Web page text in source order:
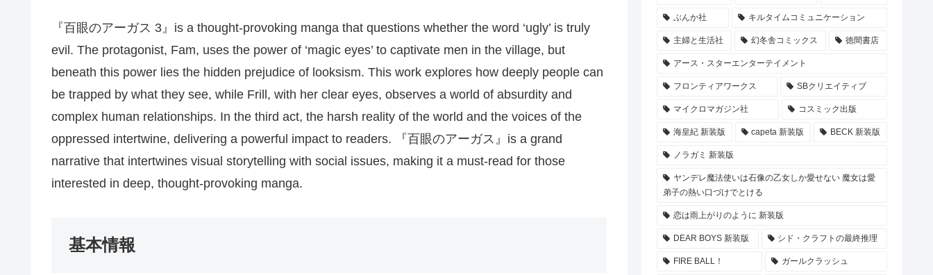
『百眼のアーガス 3』is a thought-provoking manga that questions whether the word ‘ugly’ is truly
evil. The protagonist, Fam, uses the power of ‘magic eyes’ to captivate men in the village, but
beneath this power lies the hidden prejudice of looksism. This work explores how deeply people can
be trapped by what they see, while Frill, with her clear eyes, observes a world of absurdity and
complex human relationships. In the third act, the harsh reality of the world and the voices of the
oppressed intertwine, delivering a powerful impact to readers. 『百眼のアーガス』is a grand
narrative that intertwines visual storytelling with social issues, making it a must-read for those
interested in deep, thought-provoking manga.
基本情報
ぶんか社 キルタイムコミュニケーション
主婦と生活社 幻冬舎コミックス 徳間書店
アース・スターエンターテイメント
フロンティアワークス SBクリエイティブ
マイクロマガジン社 コスミック出版
海皇紀 新装版 capeta 新装版 BECK 新装版
ノラガミ 新装版
ヤンデレ魔法使いは石像の乙女しか愛せない 魔女は愛
弟子の熱い口づけでとける
恋は雨上がりのように 新装版
DEAR BOYS 新装版 シド・クラフトの最終推理
FIRE BALL！ ガールクラッシュ